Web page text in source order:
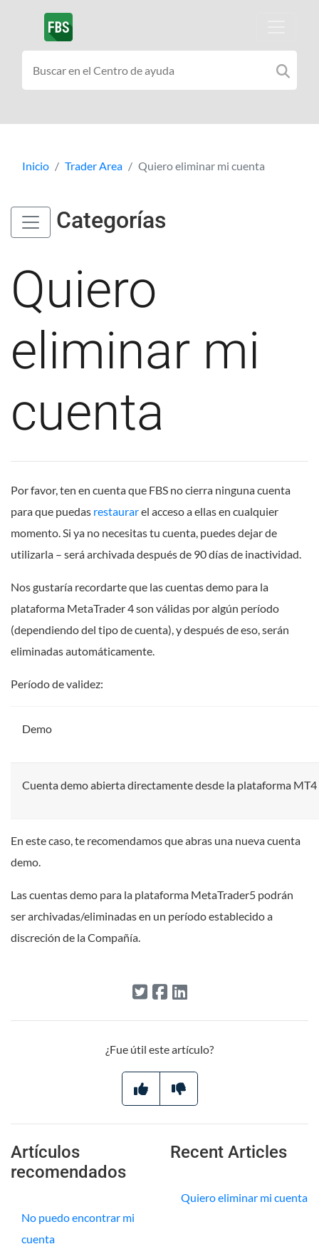
Inicio Trader Area Quiero eliminar mi cuenta
Categorías
Quiero
eliminar mi
cuenta
Por favor, ten en cuenta que FBS no cierra ninguna cuenta
para que puedas restaurarel acceso a ellas en cualquier
momento. Si ya no necesitas tu cuenta, puedes dejar de
utilizarla – será archivada después de 90 días de inactividad.
Nos gustaría recordarte que las cuentas demo para la
plataforma MetaTrader 4 son válidas por algún período
(dependiendo del tipo de cuenta), y después de eso, serán
eliminadas automáticamente.
Período de validez:
Demo
Cuenta demo abierta directamente desde la plataforma MT4
En este caso, te recomendamos que abras una nueva cuenta
demo.
Las cuentas demo para la plataforma MetaTrader5 podrán
ser archivadas/eliminadas en un período establecido a
discreción de la Compañía.
¿Fue útil este artículo?
Artículos
recomendados
No puedo encontrar mi
cuenta
Recent Articles
Quiero eliminar mi cuenta